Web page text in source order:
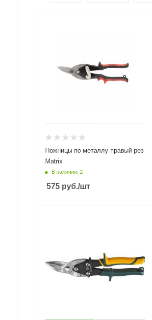
Ножницы по металлу правый рез
Matrix
В наличии: 2
575 руб./шт